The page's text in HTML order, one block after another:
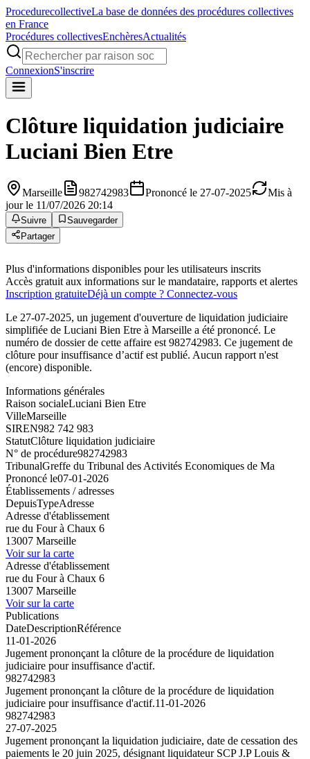
ProcedurecollectiveLa base de données des procédures collectives
en France
Procédures collectivesEnchèresActualités
ConnexionS'inscrire
Clôture liquidation judiciaire
Luciani Bien Etre
Marseille 982742983 Prononcé le 27-07-2025
Mis à
jour le 11/07/2026 20:14
Suivre
Sauvegarder
Partager
Plus d'informations disponibles pour les utilisateurs inscrits
Accès gratuit aux informations sur le mandataire, rapports et alertes
Inscription gratuiteDéjà un compte ? Connectez-vous
Le 27-07-2025, un jugement d'ouverture de liquidation judiciaire
simplifiée de Luciani Bien Etre à Marseille a été prononcé. Le
numéro de dossier de cette affaire est 982742983. Ce jugement de
clôture pour insuffisance d’actif est publié. Aucun rapport n'est
(encore) disponible.
Informations générales
Raison socialeLuciani Bien Etre
VilleMarseille
SIREN982 742 983
StatutClôture liquidation judiciaire
N° de procédure982742983
TribunalGreffe du Tribunal des Activités Economiques de Ma
Prononcé le07-01-2026
Établissements / adresses
DepuisTypeAdresse
Adresse d'établissement
rue du Four à Chaux 6
13007 Marseille
Voir sur la carte
Adresse d'établissement
rue du Four à Chaux 6
13007 Marseille
Voir sur la carte
Publications
DateDescriptionRéférence
11-01-2026
Jugement prononçant la clôture de la procédure de liquidation
judiciaire pour insuffisance d'actif.
982742983
Jugement prononçant la clôture de la procédure de liquidation
judiciaire pour insuffisance d'actif.11-01-2026
982742983
27-07-2025
Jugement prononçant la liquidation judiciaire, date de cessation des
paiements le 20 juin 2025, désignant liquidateur SCP J.P Louis &